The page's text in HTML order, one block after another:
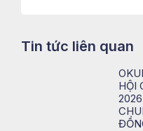
Tin tức liên quan
HỘI